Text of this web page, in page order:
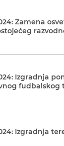
Zamena
Izgradnja
fudbalskog
Izgradnja